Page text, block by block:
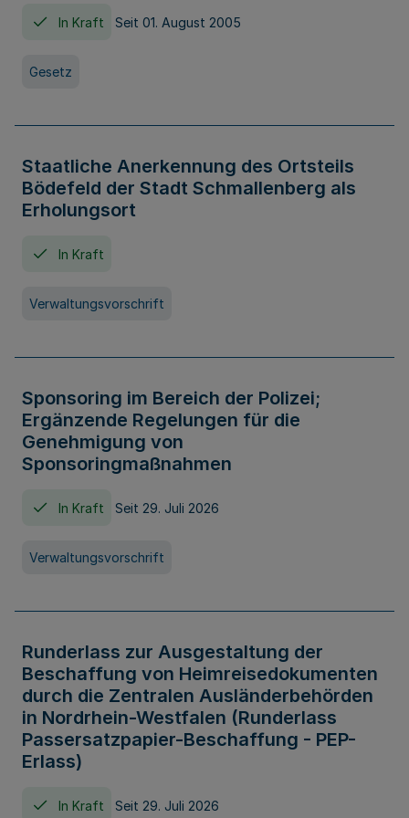
In Kraft Seit 01. August 2005
Gesetz
Staatliche Anerkennung des Ortsteils
Bödefeld der Stadt Schmallenberg als
Erholungsort
In Kraft
Verwaltungsvorschrift
Sponsoring im Bereich der Polizei;
Ergänzende Regelungen für die
Genehmigung von
Sponsoringmaßnahmen
In Kraft Seit 29. Juli 2026
Verwaltungsvorschrift
Runderlass zur Ausgestaltung der
Beschaffung von Heimreisedokumenten
durch die Zentralen Ausländerbehörden
in Nordrhein-Westfalen (Runderlass
Passersatzpapier-Beschaffung - PEP-
Erlass)
In Kraft Seit 29. Juli 2026